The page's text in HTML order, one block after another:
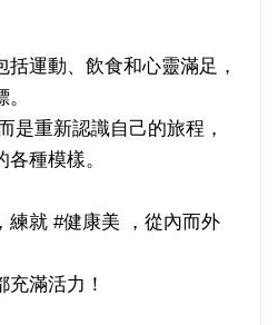
運動、飲食和心靈滿足，
是重新認識自己的旅程，
種模樣。
練就 #健康美 ，從內而外
滿活力！